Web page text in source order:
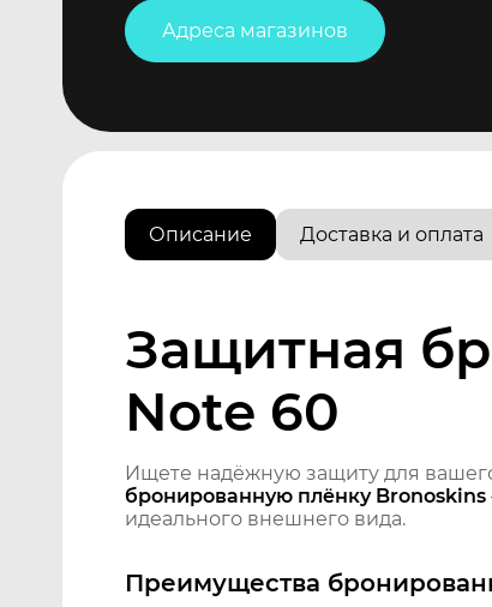
Адреса магазинов
Описание Доставка и оплата
Защитная
Note 60
Ищете надёжную защиту для
бронированную плёнку Bronoskins
идеального внешнего вида.
Преимущества